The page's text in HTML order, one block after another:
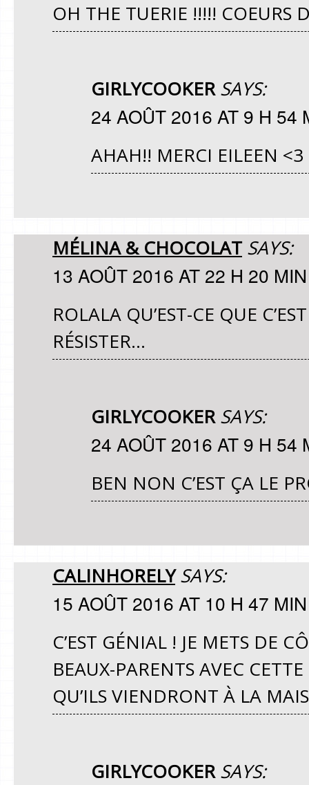
OH THE TUERIE !!!!! COEURS
GIRLYCOOKER SAYS:
24 AOÛT 2016 AT 9 H 54
AHAH!! MERCI EILEEN <3
MÉLINA & CHOCOLAT SAYS:
13 AOÛT 2016 AT 22 H 20 MIN
ROLALA QU’EST-CE QUE
RÉSISTER…
GIRLYCOOKER SAYS:
24 AOÛT 2016 AT 9 H 54
BEN NON C’EST ÇA LE
CALINHORELY SAYS:
15 AOÛT 2016 AT 10 H 47 MIN
C’EST GÉNIAL ! JE METS DE
BEAUX-PARENTS AVEC
QU’ILS VIENDRONT À LA
GIRLYCOOKER SAYS: